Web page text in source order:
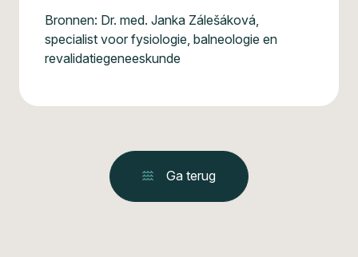
Bronnen: Dr. med. Janka Zálešáková,
specialist voor fysiologie, balneologie en
revalidatiegeneeskunde
Ga terug